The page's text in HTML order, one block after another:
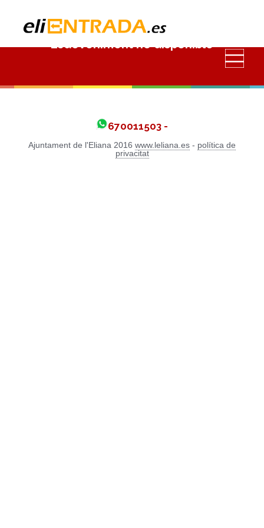
Esdeveniment no disponible
670011503 -
Ajuntament de l'Eliana 2016 www.leliana.es - política de
privacitat